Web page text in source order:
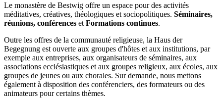
Le monastère de Bestwig offre un espace pour des activités
méditatives, créatives, théologiques et sociopolitiques. Séminaires,
réunions, conférences et Formations continues.
Outre les offres de la communauté religieuse, la Haus der
Begegnung est ouverte aux groupes d'hôtes et aux institutions, par
exemple aux entreprises, aux organisateurs de séminaires, aux
associations ecclésiastiques et aux groupes religieux, aux écoles, aux
groupes de jeunes ou aux chorales. Sur demande, nous mettons
également à disposition des conférenciers, des formateurs ou des
animateurs pour certains thèmes.